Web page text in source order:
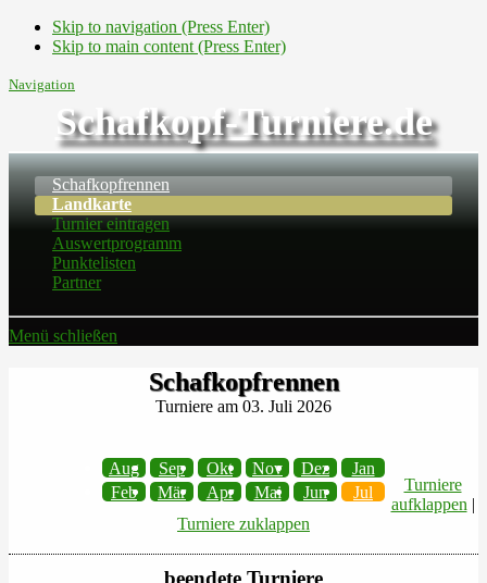
Skip to navigation (Press Enter)
Skip to main content (Press Enter)
Navigation
Schafkopf-Turniere.de
Schafkopfrennen
Landkarte
Turnier eintragen
Auswertprogramm
Punktelisten
Partner
Menü schließen
Schafkopfrennen
Turniere am 03. Juli 2026
Aug Sep Okt Nov Dez
Jan
Feb
Mär Apr Mai Jun Jul
Turniere
aufklappen |
Turniere zuklappen
beendete Turniere